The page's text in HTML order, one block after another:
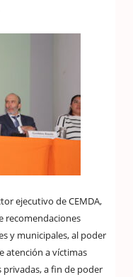
ejecutivo de CEMDA,
recomendaciones
y municipales, al poder
atención a víctimas
privadas, a fin de poder